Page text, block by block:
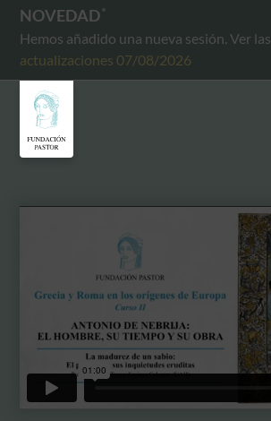
NOVEDAD
Hemos añadido una nueva sesión. Ver las
actualizaciones 07/08/2026